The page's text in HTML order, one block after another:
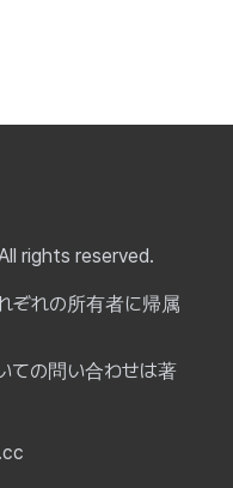
rights reserved.
ぞれの所有者に帰属
ての問い合わせは著